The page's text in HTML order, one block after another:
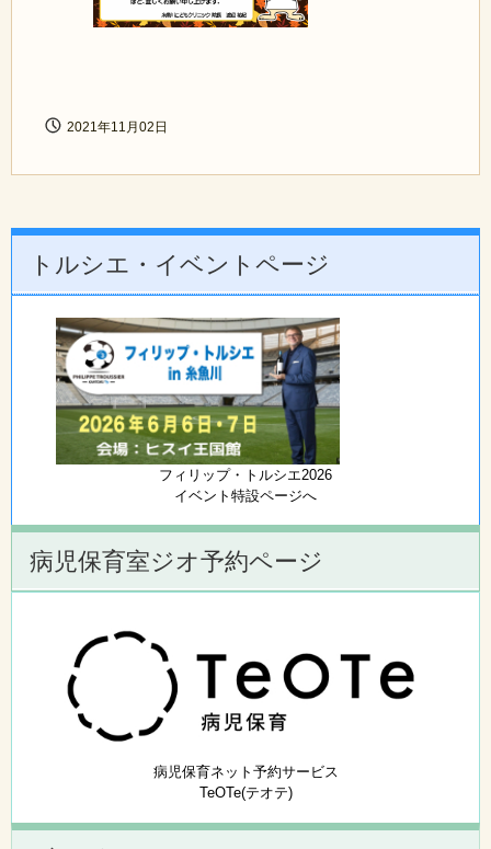
2021年11月02日
トルシエ・イベントページ
フィリップ・トルシエ2026
イベント特設ページへ
病児保育室ジオ予約ページ
病児保育ネット予約サービス
TeOTe(テオテ)